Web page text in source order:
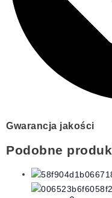
Gwarancja jakości
Podobne